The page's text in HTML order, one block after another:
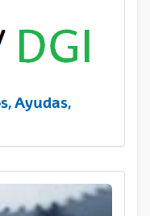
Ayudas,